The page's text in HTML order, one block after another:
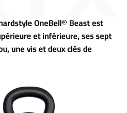
OneBell® Beast est
et inférieure, ses sept
une vis et deux clés de